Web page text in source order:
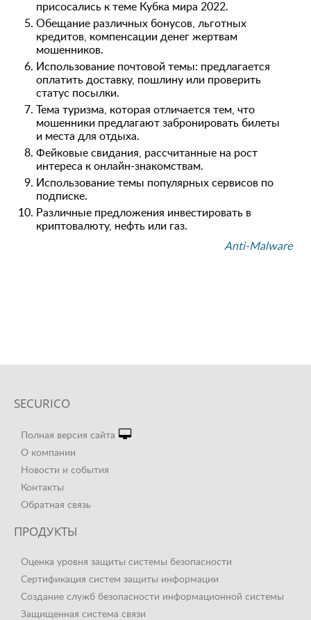
присосались к теме Кубка мира 2022.
Обещание различных бонусов, льготных
кредитов, компенсации денег жертвам
мошенников.
Использование почтовой темы: предлагается
оплатить доставку, пошлину или проверить
статус посылки.
Тема туризма, которая отличается тем, что
мошенники предлагают забронировать билеты
и места для отдыха.
Фейковые свидания, рассчитанные на рост
интереса к онлайн-знакомствам.
Использование темы популярных сервисов по
подписке.
Различные предложения инвестировать в
криптовалюту, нефть или газ.
Anti-Malware
SECURICO
Полная версия сайта
О компании
Новости и события
Контакты
Обратная связь
ПРОДУКТЫ
Оценка уровня защиты системы безопасности
Сертификация систем защиты информации
Создание служб безопасности информационной системы
Защищенная система связи